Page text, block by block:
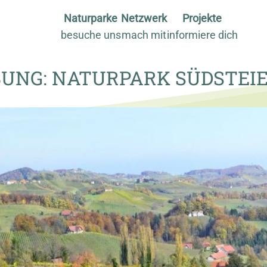
Naturparke
besuche uns
Netzwerk
mach mit
Projekte
informiere dich
NATURPARK